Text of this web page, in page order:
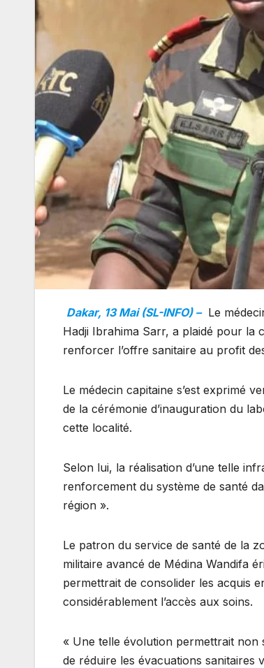
Dakar, 13 Mai (SL-INFO) – Le
Hadji Ibrahima Sarr, a plaidé pour la
renforcer l’offre sanitaire au profit
Le médecin capitaine s’est exprimé
de la cérémonie d’inauguration du
cette localité.
Selon lui, la réalisation d’une telle
renforcement du système de santé
région ».
Le patron du service de santé de la
militaire avancé de Médina Wandifa
permettrait de consolider les acquis
considérablement l’accès aux soins.
« Une telle évolution permettrait non
de réduire les évacuations sanitaires